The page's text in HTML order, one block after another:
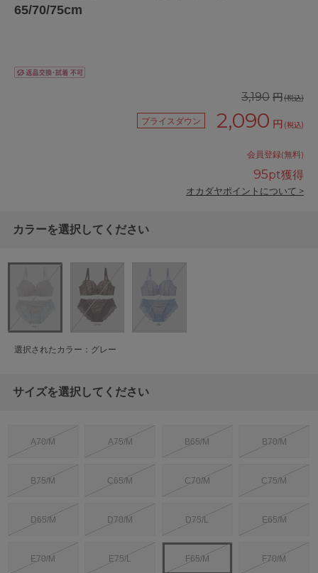
65/70/75cm
3,190 円(税込)
プライスダウン 2,090 円 (税込)
会員登録(無料)
95pt獲得
オカダヤポイントについて >
カラーを選択してください
選択されたカラー：グレー
サイズを選択してください
A70/M A75/M B65/M B70/M
B75/M C65/M C70/M C75/M
D65/M D70/M D75/L E65/M
E70/M E75/L F65/M F70/M